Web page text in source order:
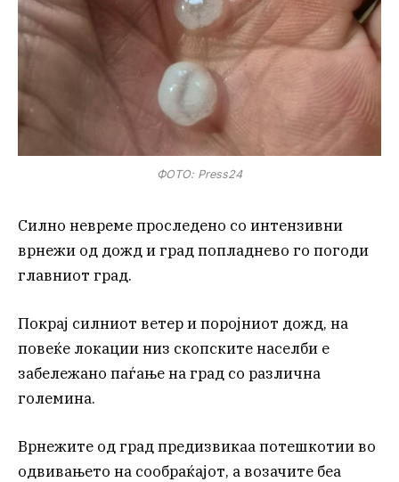
ФОТО: Press24
Силно невреме проследено со интензивни
врнежи од дожд и град попладнево го погоди
главниот град.
Покрај силниот ветер и поројниот дожд, на
повеќе локации низ скопските населби е
забележано паѓање на град со различна
големина.
Врнежите од град предизвикаа потешкотии во
одвивањето на сообраќајот, а возачите беа